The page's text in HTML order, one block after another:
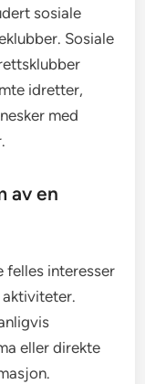
sosiale
Sosiale
idretter,
med
av en
felles interesser
eller direkte